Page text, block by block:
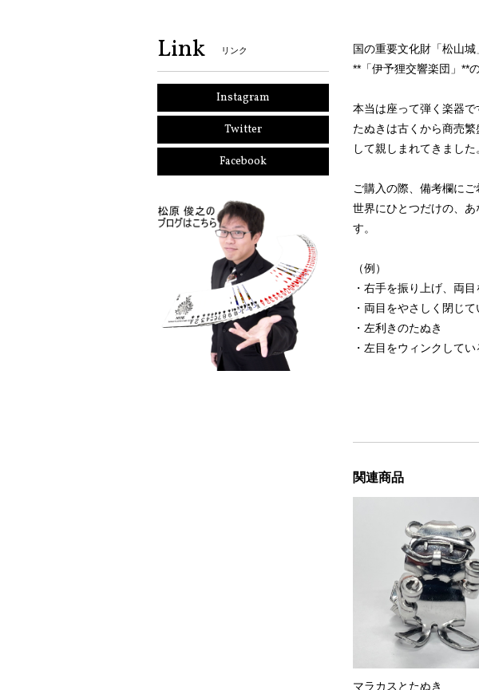
国の重要文化財「松山
**「伊予狸交響楽団」**
本当は座って弾く楽器で
たぬきは古くから商売
して親しまれてきました
ご購入の際、備考欄に
世界にひとつだけの、
す。
（例）
・右手を振り上げ、両
・両目をやさしく閉じ
・左利きのたぬき
・左目をウィンクして
関連商品
マラカスとたぬき
Link リンク
Instagram
Twitter
Facebook